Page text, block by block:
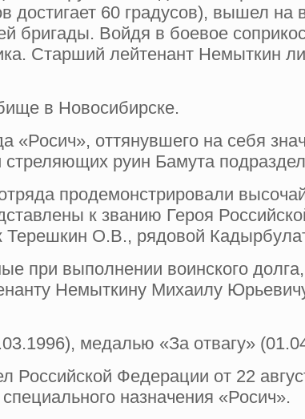
достигает 60 градусов), вышел
бригады. Войдя в боевое
Старший лейтенант Немыткин
в Новосибирске.
«Росич», оттянувшего на себя
руин Бамута
продемонстрировали
к званию Героя
Терешкин О.В., рядовой
при выполнении воинского
Немыткину Михаилу
медалью «За отвагу»
Российской Федерации от 22
назначения «Росич».